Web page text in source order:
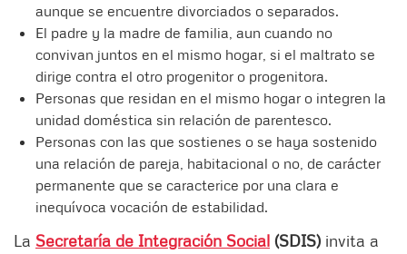
aunque se encuentre divorciados o separados.
El padre y la madre de familia, aun cuando no
convivan juntos en el mismo hogar, si el maltrato se
dirige contra el otro progenitor o progenitora.
Personas que residan en el mismo hogar o integren la
unidad doméstica sin relación de parentesco.
Personas con las que sostienes o se haya sostenido
una relación de pareja, habitacional o no, de carácter
permanente que se caracterice por una clara e
inequívoca vocación de estabilidad.
La Secretaría de Integración Social (SDIS) invita a